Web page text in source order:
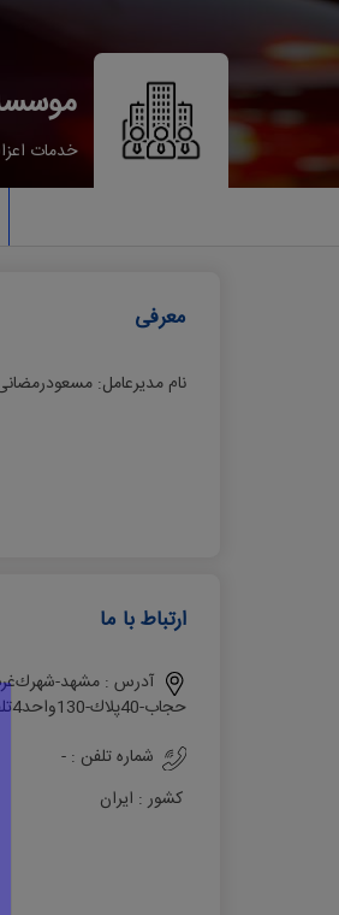
خدمات
معرفی
نام مدیرعامل:
ارتباط با ما
آدرس :ﻣﺸﻬﺪ-
ﺣﺠﺎب-40ﭘﻼك-130واﺣﺪ4ﺗﻠﻔﻦ051-36234282:
شماره تلفن :-
کشور : ایران